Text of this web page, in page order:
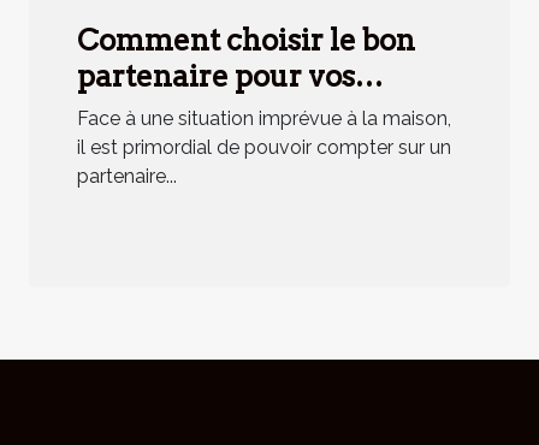
Comment choisir le bon
partenaire pour vos
urgences domestiques ?
Face à une situation imprévue à la maison,
il est primordial de pouvoir compter sur un
partenaire...